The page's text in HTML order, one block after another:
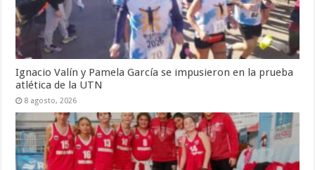
Ignacio Valín y Pamela García se impusieron en la prueba
atlética de la UTN
8 agosto, 2026